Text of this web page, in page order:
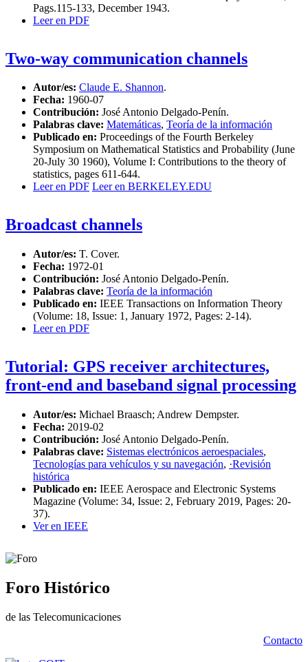
Pags.115-133, December 1943.
Leer en PDF
Two-way communication channels
Autor/es: Claude E. Shannon.
Fecha: 1960-07
Contribución: José Antonio Delgado-Penín.
Palabras clave: Matemáticas, Teoría de la información
Publicado en: Proceedings of the Fourth Berkeley
Symposium on Mathematical Statistics and Probability (June
20-July 30 1960), Volume I: Contributions to the theory of
statistics, pages 611-644.
Leer en PDF Leer en BERKELEY.EDU
Broadcast channels
Autor/es: T. Cover.
Fecha: 1972-01
Contribución: José Antonio Delgado-Penín.
Palabras clave: Teoría de la información
Publicado en: IEEE Transactions on Information Theory
(Volume: 18, Issue: 1, January 1972, Pages: 2-14).
Leer en PDF
Tutorial: GPS receiver architectures,
front-end and baseband signal processing
Autor/es: Michael Braasch; Andrew Dempster.
Fecha: 2019-02
Contribución: José Antonio Delgado-Penín.
Palabras clave: Sistemas electrónicos aeroespaciales,
Tecnologías para vehículos y su navegación, ·Revisión
histórica
Publicado en: IEEE Aerospace and Electronic Systems
Magazine (Volume: 34, Issue: 2, February 2019, Pages: 20-
37).
Ver en IEEE
Foro Histórico
de las Telecomunicaciones
Contacto